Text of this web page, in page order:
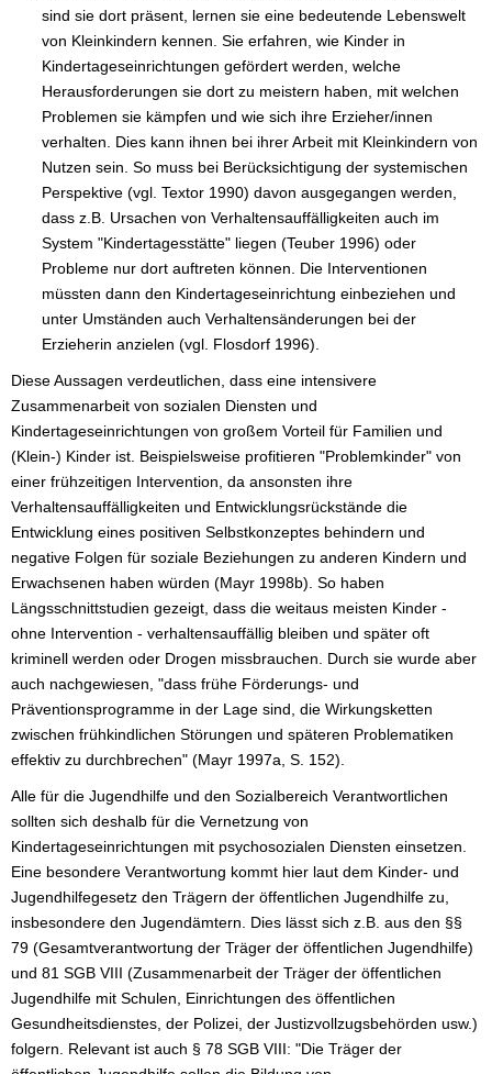
sind sie dort präsent, lernen sie eine bedeutende Lebenswelt
von Kleinkindern kennen. Sie erfahren, wie Kinder in
Kindertageseinrichtungen gefördert werden, welche
Herausforderungen sie dort zu meistern haben, mit welchen
Problemen sie kämpfen und wie sich ihre Erzieher/innen
verhalten. Dies kann ihnen bei ihrer Arbeit mit Kleinkindern von
Nutzen sein. So muss bei Berücksichtigung der systemischen
Perspektive (vgl. Textor 1990) davon ausgegangen werden,
dass z.B. Ursachen von Verhaltensauffälligkeiten auch im
System "Kindertagesstätte" liegen (Teuber 1996) oder
Probleme nur dort auftreten können. Die Interventionen
müssten dann den Kindertageseinrichtung einbeziehen und
unter Umständen auch Verhaltensänderungen bei der
Erzieherin anzielen (vgl. Flosdorf 1996).
Diese Aussagen verdeutlichen, dass eine intensivere
Zusammenarbeit von sozialen Diensten und
Kindertageseinrichtungen von großem Vorteil für Familien und
(Klein-) Kinder ist. Beispielsweise profitieren "Problemkinder" von
einer frühzeitigen Intervention, da ansonsten ihre
Verhaltensauffälligkeiten und Entwicklungsrückstände die
Entwicklung eines positiven Selbstkonzeptes behindern und
negative Folgen für soziale Beziehungen zu anderen Kindern und
Erwachsenen haben würden (Mayr 1998b). So haben
Längsschnittstudien gezeigt, dass die weitaus meisten Kinder -
ohne Intervention - verhaltensauffällig bleiben und später oft
kriminell werden oder Drogen missbrauchen. Durch sie wurde aber
auch nachgewiesen, "dass frühe Förderungs- und
Präventionsprogramme in der Lage sind, die Wirkungsketten
zwischen frühkindlichen Störungen und späteren Problematiken
effektiv zu durchbrechen" (Mayr 1997a, S. 152).
Alle für die Jugendhilfe und den Sozialbereich Verantwortlichen
sollten sich deshalb für die Vernetzung von
Kindertageseinrichtungen mit psychosozialen Diensten einsetzen.
Eine besondere Verantwortung kommt hier laut dem Kinder- und
Jugendhilfegesetz den Trägern der öffentlichen Jugendhilfe zu,
insbesondere den Jugendämtern. Dies lässt sich z.B. aus den §§
79 (Gesamtverantwortung der Träger der öffentlichen Jugendhilfe)
und 81 SGB VIII (Zusammenarbeit der Träger der öffentlichen
Jugendhilfe mit Schulen, Einrichtungen des öffentlichen
Gesundheitsdienstes, der Polizei, der Justizvollzugsbehörden usw.)
folgern. Relevant ist auch § 78 SGB VIII: "Die Träger der